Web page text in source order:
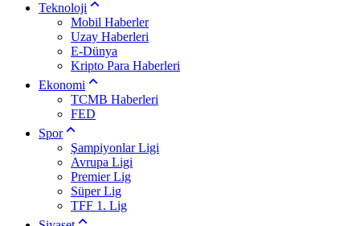
Teknoloji
Mobil Haberler
Uzay Haberleri
E-Dünya
Kripto Para Haberleri
Ekonomi
TCMB Haberleri
FED
Spor
Şampiyonlar Ligi
Avrupa Ligi
Premier Lig
Süper Lig
TFF 1. Lig